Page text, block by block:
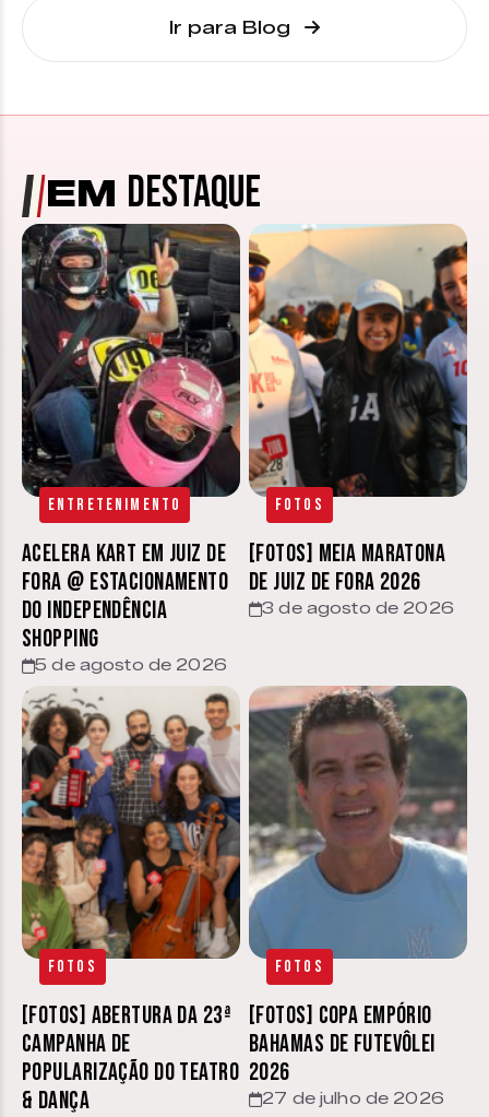
Ir para Blog
EM DESTAQUE
Entretenimento
Acelera Kart em Juiz de
Fora @ estacionamento
do Independência
Shopping
5 de agosto de 2026
Fotos
[FOTOS] Meia Maratona
de Juiz de Fora 2026
3 de agosto de 2026
Fotos
[FOTOS] Abertura da 23ª
Campanha de
Popularização do Teatro
& Dança
Fotos
[FOTOS] Copa Empório
Bahamas de Futevôlei
2026
27 de julho de 2026